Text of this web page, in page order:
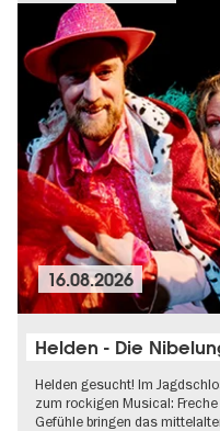
16.08.2026
Helden - Die
Helden gesucht! Im
zum rockigen Musical:
Gefühle bringen das